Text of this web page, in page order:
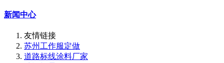
新闻中心
友情链接
苏州工作服定做
道路标线涂料厂家